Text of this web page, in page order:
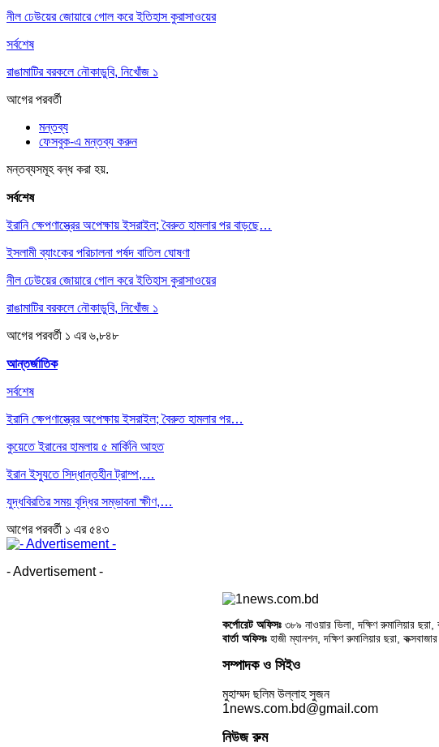
নীল ঢেউয়ের জোয়ারে গোল করে ইতিহাস কুরাসাওয়ের
সর্বশেষ
রাঙামাটির বরকলে নৌকাডুবি, নিখোঁজ ১
আগেরপরবর্তী
মন্তব্য
ফেসবুক-এ মন্তব্য করুন
মন্তব্যসমূহ বন্ধ করা হয়.
সর্বশেষ
ইরানি ক্ষেপণাস্ত্রের অপেক্ষায় ইসরাইল; বৈরুত হামলার পর বাড়ছে…
ইসলামী ব্যাংকের পরিচালনা পর্ষদ বাতিল ঘোষণা
নীল ঢেউয়ের জোয়ারে গোল করে ইতিহাস কুরাসাওয়ের
রাঙামাটির বরকলে নৌকাডুবি, নিখোঁজ ১
আগেরপরবর্তী ১ এর ৬,৮৪৮
আন্তর্জাতিক
সর্বশেষ
ইরানি ক্ষেপণাস্ত্রের অপেক্ষায় ইসরাইল; বৈরুত হামলার পর…
কুয়েতে ইরানের হামলায় ৫ মার্কিনি আহত
ইরান ইস্যুতে সিদ্ধান্তহীন ট্রাম্প,…
যুদ্ধবিরতির সময় বৃদ্ধির সম্ভাবনা ক্ষীণ,…
আগেরপরবর্তী ১ এর ৫৪৩
- Advertisement -
কর্পোরেট অফিসঃ৩৮৯ নাওয়ার ভিলা, দক্ষিণ রুমালিয়ার ছরা,
বার্তা অফিসঃ হাজী ম্যানশন, দক্ষিণ রুমালিয়ার ছরা,
সম্পাদক ও সিইও
মুহাম্মদ ছলিম উল্লাহ সুজন
1news.com.bd@gmail.com
নিউজ রুম